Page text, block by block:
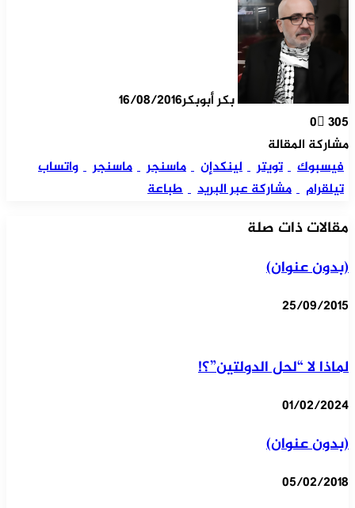
بكر أبوبكر16/08/2016
0 305
مشاركة المقالة
فيسبوك
تويتر لينكدإن ماسنجر ماسنجر
واتساب
تيلقرام
مشاركة عبر البريد طباعة
مقالات ذات صلة
(بدون عنوان)
25/09/2015
لماذا لا “لحل الدولتين”؟!
01/02/2024
(بدون عنوان)
05/02/2018